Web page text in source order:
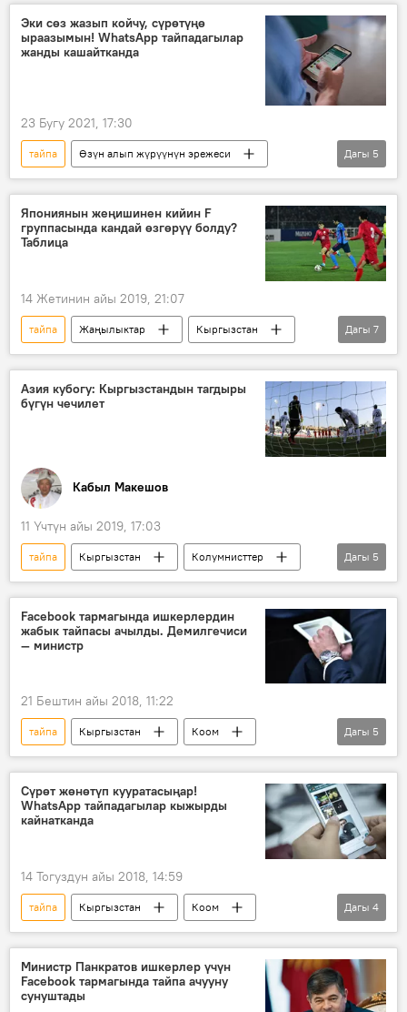
Чемпиондор лигасы
Эки сөз жазып койчу, сүрөтүңө
ыраазымын! WhatsApp тайпадагылар
жанды кашайтканда
23 Бугу 2021, 17:30
тайпа
Өзүн алып жүрүүнүн эрежеси
Жаңылыктар
Коом
Кыргызстан
сүйлөшүүлөр
WhatsApp
Дагы 5
Япониянын жеңишинен кийин F
группасында кандай өзгөрүү болду?
Таблица
14 Жетинин айы 2019, 21:07
тайпа Жаңылыктар
Кыргызстан
Спорт
Азия
Дүйнөдө
Кыргызстан — Япония беттеши
Дагы 7
Азия кубогу: Кыргызстандын тагдыры
бүгүн чечилет
Кабыл Макешов
11 Үчтүн айы 2019, 17:03
тайпа Кыргызстан
Колумнисттер
Спорт
Ой-пикир
Кыргызстандын Азия кубогуна катышуусу
Азия кубогу
футбол
Дагы 5
Facebook тармагында ишкерлердин
жабык тайпасы ачылды. Демилгечиси
— министр
21 Бештин айы 2018, 11:22
тайпа Кыргызстан
Коом
Жаңылыктар
Экономика
Олег Панкратов
Facebook талкуу
Дагы 5
Сүрөт жөнөтүп кууратасыңар!
WhatsApp тайпадагылар кыжырды
кайнатканда
14 Тогуздун айы 2018, 14:59
тайпа Кыргызстан
Коом
Кыжырды кайнаткандар
WhatsApp
социалдык тармак
Дагы 4
Министр Панкратов ишкерлер үчүн
Facebook тармагында тайпа ачууну
сунуштады